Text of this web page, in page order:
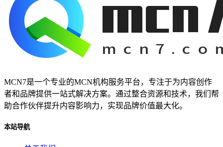
MCN7是一个专业的MCN机构服务平台，专注于为内容创作
者和品牌提供一站式解决方案。通过整合资源和技术，我们帮
助合作伙伴提升内容影响力，实现品牌价值最大化。
本站导航